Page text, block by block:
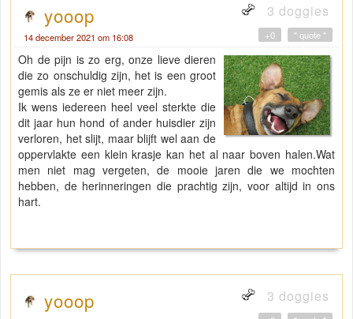
yooop 3 doggies
14 december 2021 om 16:08 " quote "
+0
Oh de pijn is zo erg, onze lieve dieren
die zo onschuldig zijn, het is een groot
gemis als ze er niet meer zijn.
Ik wens iedereen heel veel sterkte die
dit jaar hun hond of ander huisdier zijn
verloren, het slijt, maar blijft wel aan de
oppervlakte een klein krasje kan het al naar boven halen.Wat
men niet mag vergeten, de mooie jaren die we mochten
hebben, de herinneringen die prachtig zijn, voor altijd in ons
hart.
yooop 3 doggies